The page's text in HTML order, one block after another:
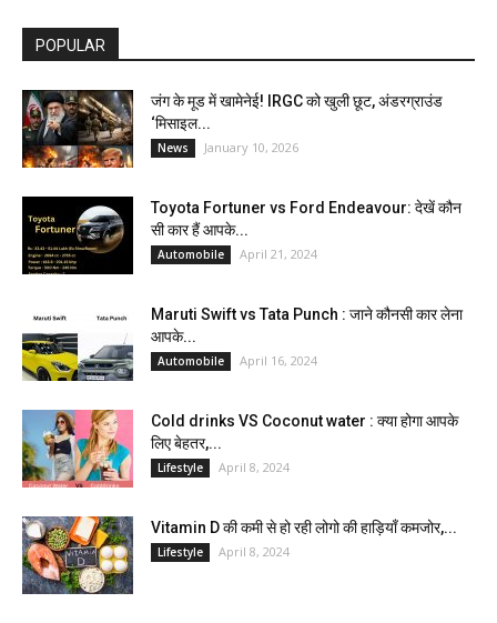
POPULAR
जंग के मूड में खामेनेई! IRGC को खुली छूट, अंडरग्राउंड
‘मिसाइल...
News January 10, 2026
Toyota Fortuner vs Ford Endeavour: देखें कौन
सी कार हैं आपके...
Automobile April 21, 2024
Maruti Swift vs Tata Punch : जाने कौनसी कार लेना
आपके...
Automobile April 16, 2024
Cold drinks VS Coconut water : क्या होगा आपके
लिए बेहतर,...
Lifestyle April 8, 2024
Vitamin D की कमी से हो रही लोगो की हाड़ियाँ कमजोर,...
Lifestyle April 8, 2024